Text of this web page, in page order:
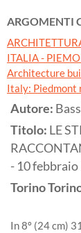
ARGOMENTI
ITALIA -
Architecture
Italy: Piedmont
Autore:
Titolo: LE
- 10 febbraio
Torino
In 8º (24 cm)